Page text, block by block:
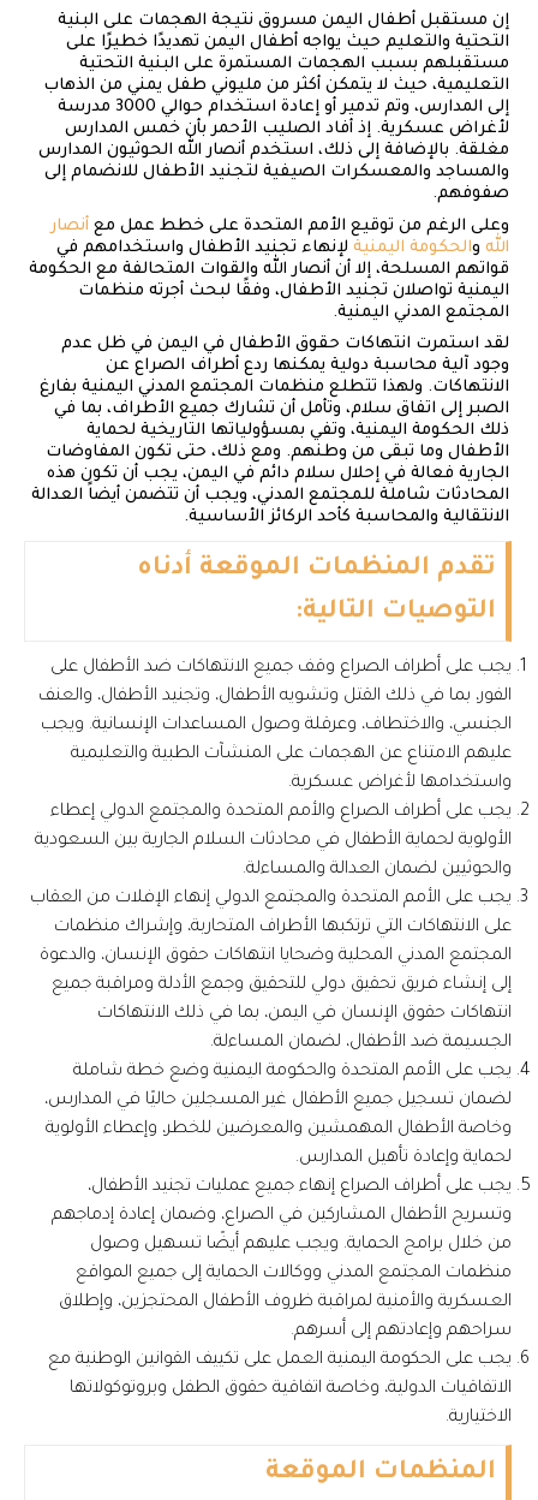
إن مستقبل أطفال اليمن مسروق نتيجة الهجمات على البنية
التحتية والتعليم حيث يواجه أطفال اليمن تهديدًا خطيرًا على
مستقبلهم بسبب الهجمات المستمرة على البنية التحتية
التعليمية، حيث لا يتمكن أكثر من مليوني طفل يمني من الذهاب
إلى المدارس، وتم تدمير أو إعادة استخدام حوالي 3000 مدرسة
لأغراض عسكرية. إذ أفاد الصليب الأحمر بأن خمس المدارس
مغلقة. بالإضافة إلى ذلك، استخدم أنصار الله الحوثيون المدارس
والمساجد والمعسكرات الصيفية لتجنيد الأطفال للانضمام إلى
صفوفهم.
وعلى الرغم من توقيع الأمم المتحدة على خطط عمل مع أنصار
الله والحكومة اليمنية لإنهاء تجنيد الأطفال واستخدامهم في
قواتهم المسلحة، إلا أن أنصار الله والقوات المتحالفة مع الحكومة
اليمنية تواصلان تجنيد الأطفال، وفقًا لبحث أجرته منظمات
المجتمع المدني اليمنية.
لقد استمرت انتهاكات حقوق الأطفال في اليمن في ظل عدم
وجود آلية محاسبة دولية يمكنها ردع أطراف الصراع عن
الانتهاكات. ولهذا تتطلع منظمات المجتمع المدني اليمنية بفارغ
الصبر إلى اتفاق سلام، وتأمل أن تشارك جميع الأطراف، بما في
ذلك الحكومة اليمنية، وتفي بمسؤولياتها التاريخية لحماية
الأطفال وما تبقى من وطنهم. ومع ذلك، حتى تكون المفاوضات
الجارية فعالة في إحلال سلام دائم في اليمن، يجب أن تكون هذه
المحادثات شاملة للمجتمع المدني، ويجب أن تتضمن أيضاً العدالة
الانتقالية والمحاسبة كأحد الركائز الأساسية.
تقدم المنظمات الموقعة أدناه
التوصيات التالية:
يجب على أطراف الصراع وقف جميع الانتهاكات ضد الأطفال على
الفور، بما في ذلك القتل وتشويه الأطفال، وتجنيد الأطفال، والعنف
الجنسي، والاختطاف، وعرقلة وصول المساعدات الإنسانية. ويجب
عليهم الامتناع عن الهجمات على المنشآت الطبية والتعليمية
واستخدامها لأغراض عسكرية.
يجب على أطراف الصراع والأمم المتحدة والمجتمع الدولي إعطاء
الأولوية لحماية الأطفال في محادثات السلام الجارية بين السعودية
والحوثيين لضمان العدالة والمساءلة.
يجب على الأمم المتحدة والمجتمع الدولي إنهاء الإفلات من العقاب
على الانتهاكات التي ترتكبها الأطراف المتحاربة، وإشراك منظمات
المجتمع المدني المحلية وضحايا انتهاكات حقوق الإنسان، والدعوة
إلى إنشاء فريق تحقيق دولي للتحقيق وجمع الأدلة ومراقبة جميع
انتهاكات حقوق الإنسان في اليمن، بما في ذلك الانتهاكات
الجسيمة ضد الأطفال، لضمان المساءلة.
يجب على الأمم المتحدة والحكومة اليمنية وضع خطة شاملة
لضمان تسجيل جميع الأطفال غير المسجلين حاليًا في المدارس،
وخاصة الأطفال المهمشين والمعرضين للخطر، وإعطاء الأولوية
لحماية وإعادة تأهيل المدارس.
يجب على أطراف الصراع إنهاء جميع عمليات تجنيد الأطفال،
وتسريح الأطفال المشاركين في الصراع، وضمان إعادة إدماجهم
من خلال برامج الحماية. ويجب عليهم أيضًا تسهيل وصول
منظمات المجتمع المدني ووكالات الحماية إلى جميع المواقع
العسكرية والأمنية لمراقبة ظروف الأطفال المحتجزين، وإطلاق
سراحهم وإعادتهم إلى أسرهم.
يجب على الحكومة اليمنية العمل على تكييف القوانين الوطنية مع
الاتفاقيات الدولية، وخاصة اتفاقية حقوق الطفل وبروتوكولاتها
الاختيارية.
المنظمات الموقعة